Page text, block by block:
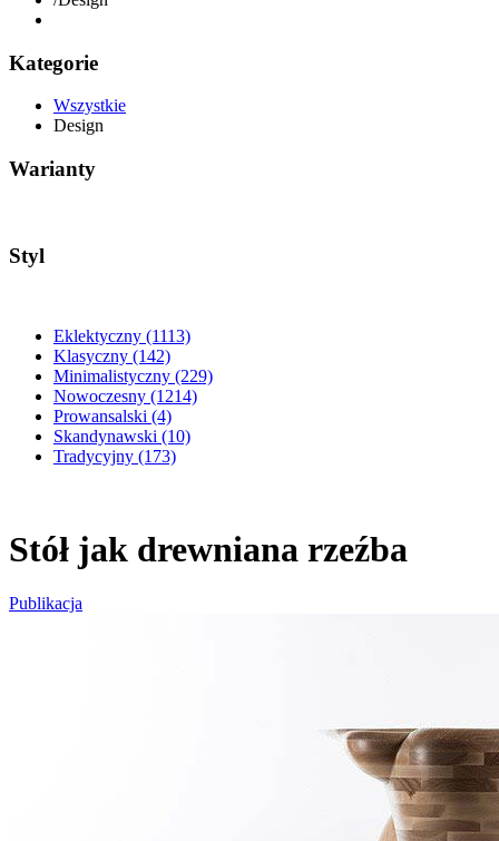
Kategorie
Wszystkie
Design
Warianty
Styl
Eklektyczny (1113)
Klasyczny (142)
Minimalistyczny (229)
Nowoczesny (1214)
Prowansalski (4)
Skandynawski (10)
Tradycyjny (173)
Stół jak drewniana rzeźba
Publikacja